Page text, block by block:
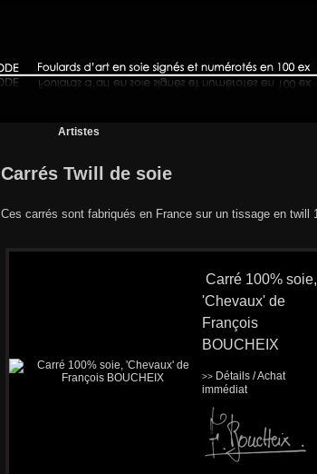
Artistes
Carrés Twill de soie
Ces carrés sont fabriqués en France sur un tissage en
Carré 100% soie,
'Chevaux' de
François
BOUCHEIX
>> Détails / Achat
immédiat